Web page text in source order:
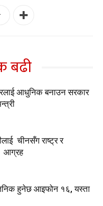
आधुनिक बनाउन सरकार
चीनसँग राष्ट्र र
आग्रह
हुनेछ आइफोन १६, यस्ता